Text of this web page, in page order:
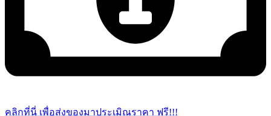
คลิกที่นี่ เพื่อส่งของมาประเมิณราคา ฟรี!!!